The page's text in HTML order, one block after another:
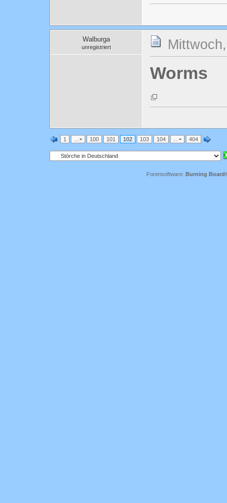
Walburga
unregistriert
Worms
1 100 101 102 103 104 404
Forensoftware: Burning